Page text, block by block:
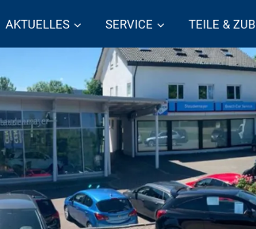
AKTUELLES SERVICE TEILE &